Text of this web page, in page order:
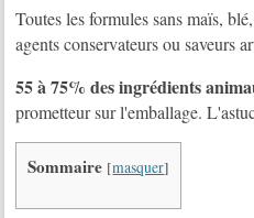
Toutes les formules sans maïs,
agents conservateurs ou saveurs
55 à 75% des ingrédients
prometteur sur l'emballage.
Sommaire [masquer]